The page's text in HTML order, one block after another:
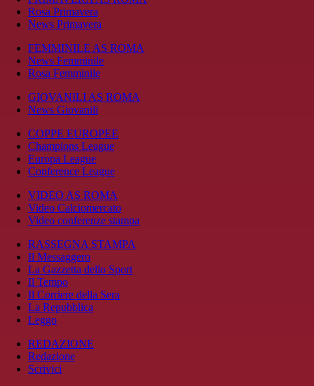
Rosa Primavera
News Primavera
FEMMINILE AS ROMA
News Femminile
Rosa Femminile
GIOVANILI AS ROMA
News Giovanili
COPPE EUROPEE
Champions League
Europa League
Conference League
VIDEO AS ROMA
Video Calciomercato
Video conferenze stampa
RASSEGNA STAMPA
Il Messaggero
La Gazzetta dello Sport
Il Tempo
Il Corriere della Sera
La Repubblica
Leggo
REDAZIONE
Redazione
Scrivici